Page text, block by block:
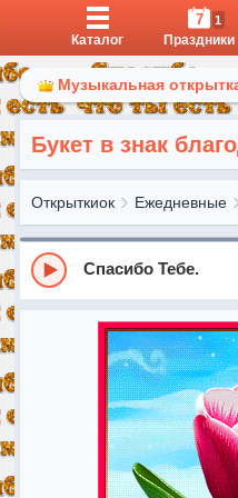
Каталог
7 1
Праздники
Музыкальная
Букет в знак
Открыткиок Ежедневные
Спасибо Тебе.